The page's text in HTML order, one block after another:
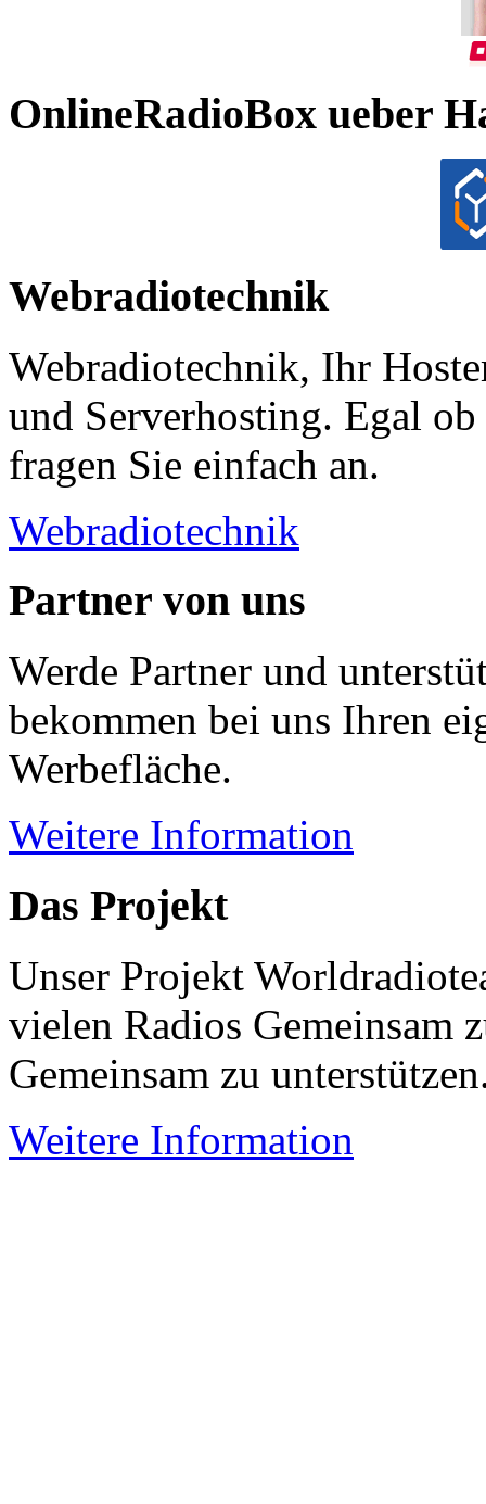
OnlineRadioBox ueber
Webradiotechnik
Webradiotechnik, Ihr
und Serverhosting. Egal
fragen Sie einfach an.
Webradiotechnik
Partner von uns
Werde Partner und
bekommen bei uns Ihren
Werbefläche.
Weitere Information
Das Projekt
Unser Projekt
vielen Radios Gemeinsam
Gemeinsam zu
Weitere Information